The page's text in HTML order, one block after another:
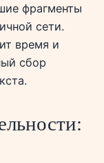
фрагменты
сети.
время и
сбор